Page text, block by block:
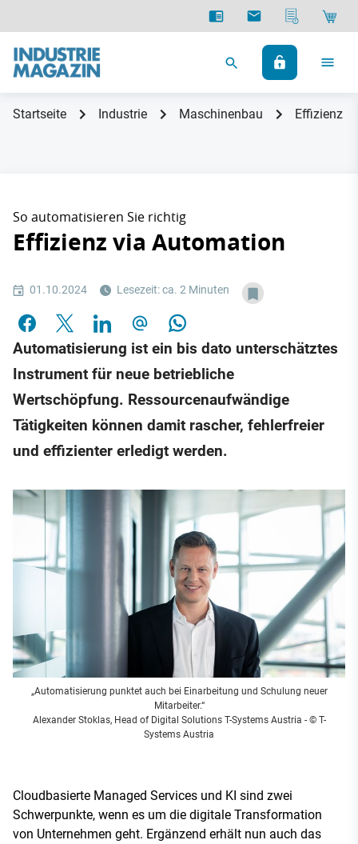
Startseite Industrie Maschinenbau Effizienz
So automatisieren Sie richtig
Effizienz via Automation
01.10.2024 Lesezeit: ca. 2 Minuten
Automatisierung ist ein bis dato unterschätztes
Instrument für neue betriebliche
Wertschöpfung. Ressourcenaufwändige
Tätigkeiten können damit rascher, fehlerfreier
und effizienter erledigt werden.
„Automatisierung punktet auch bei Einarbeitung und Schulung neuer
Mitarbeiter.“
Alexander Stoklas, Head of Digital Solutions T-Systems Austria - © T-
Systems Austria
Cloudbasierte Managed Services und KI sind zwei
Schwerpunkte, wenn es um die digitale Transformation
von Unternehmen geht. Ergänzend erhält nun auch das